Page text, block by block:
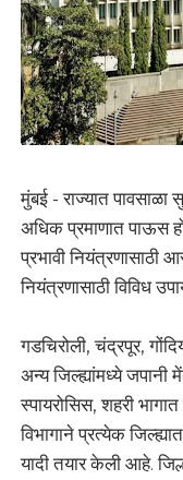
मुंबई - राज्यात
अधिक प्रमाणात पाऊस
प्रभावी नियंत्रणासाठी
नियंत्रणासाठी विविध
गडचिरोली, चंद्रपूर,
अन्य जिल्ह्यांमध्ये जपानी
स्पायरोसिस, शहरी
विभागाने प्रत्येक
यादी तयार केली आहे.